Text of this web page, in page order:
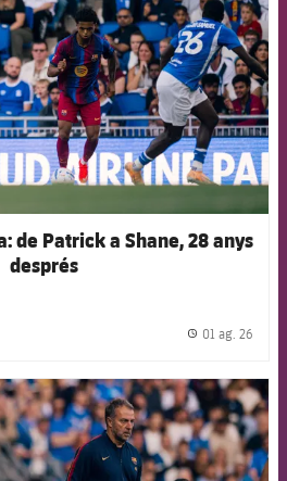
de Patrick a Shane, 28 anys
després
01 ag. 26
FCB Barcelona badge